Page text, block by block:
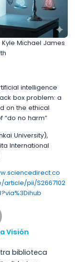
Kyle Michael James
intelligence
box problem: a
on the ethical
“do no harm”
University),
International
pii/S2667102
Visión
biblioteca